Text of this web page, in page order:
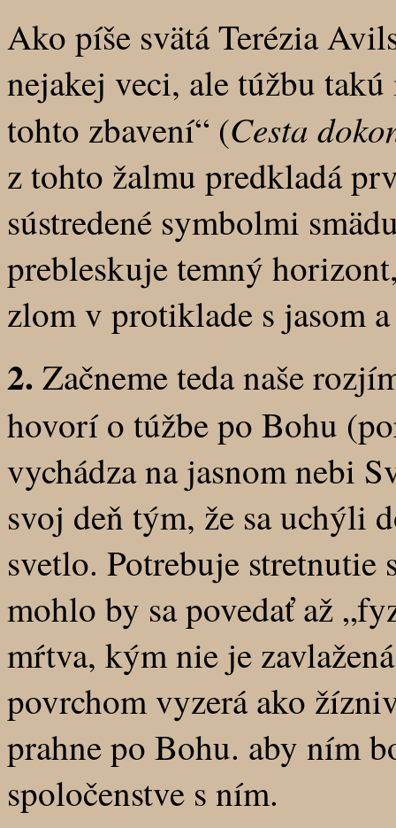
Ako píše svätá Terézia
nejakej veci, ale túžbu
tohto zbavení“ (Cesta
z tohto žalmu predkladá
sústredené symbolmi
prebleskuje temný
zlom v protiklade s jasom
2. Začneme teda naše
hovorí o túžbe po Bohu
vychádza na jasnom nebi
svoj deň tým, že sa uchýli
svetlo. Potrebuje
mohlo by sa povedať až
mŕtva, kým nie je
povrchom vyzerá ako
prahne po Bohu. aby ním
spoločenstve s ním.